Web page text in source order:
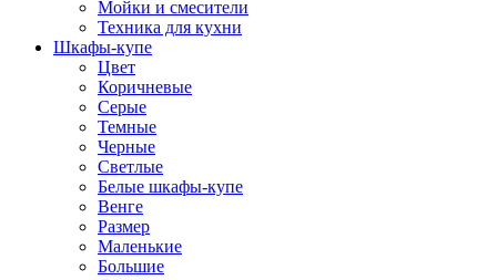
Мойки и смесители
Техника для кухни
Шкафы-купе
Цвет
Коричневые
Серые
Темные
Черные
Светлые
Белые шкафы-купе
Венге
Размер
Маленькие
Большие